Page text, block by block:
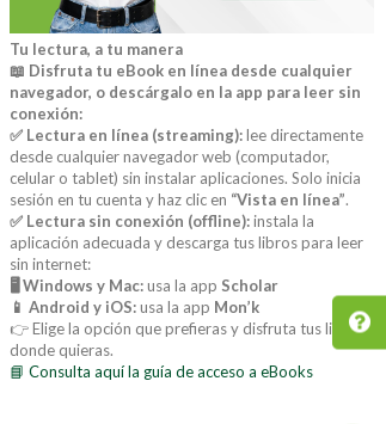
Tu lectura, a tu manera
📖 Disfruta tu eBook en línea desde cualquier
navegador, o descárgalo en la app para leer sin
conexión:
✅ Lectura en línea (streaming):lee directamente
desde cualquier navegador web (computador,
celular o tablet) sin instalar aplicaciones. Solo inicia
sesión en tu cuenta y haz clic en “Vista en línea”.
✅ Lectura sin conexión (offline):instala la
aplicación adecuada y descarga tus libros para leer
sin internet:
🖥️ Windows y Mac:usa la app Scholar
📱 Android y iOS:usa la app Mon’k
👉 Elige la opción que prefieras y disfruta tus libros
donde quieras.
📘 Consulta aquí la guía de acceso a eBooks